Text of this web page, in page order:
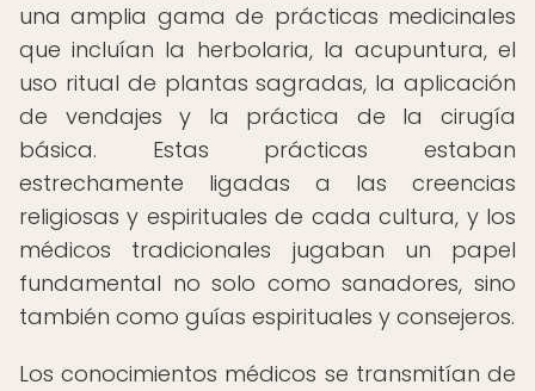
una amplia gama de prácticas medicinales
que incluían la herbolaria, la acupuntura, el
uso ritual de plantas sagradas, la aplicación
de vendajes y la práctica de la cirugía
básica. Estas prácticas estaban
estrechamente ligadas a las creencias
religiosas y espirituales de cada cultura, y los
médicos tradicionales jugaban un papel
fundamental no solo como sanadores, sino
también como guías espirituales y consejeros.
Los conocimientos médicos se transmitían de